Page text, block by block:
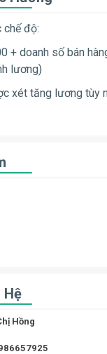
chế độ:
+ doanh số bán
lương)
xét tăng lương tùy
Hệ
Hồng